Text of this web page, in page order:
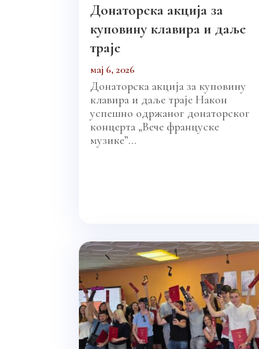
Донаторска акција за
куповину клавира и даље
траје
мај 6, 2026
Донаторска акција за куповину
клавира и даље траје Након
успешно одржаног донаторског
концерта „Вече француске
музике”...